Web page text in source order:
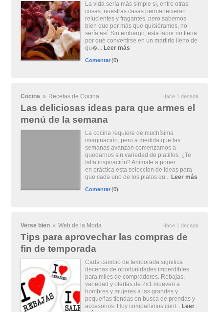
La vida sería más simple si, entre otras
cosas, nuestras casas permanecieran
relucientes y fragantes, pero sabemos
bien que por más que quisiéramos, no
sería así. Sin embargo, esta labor no tiene
por qué convertirse en un martirio lleno de
qu�... Leer más
Comentar(0)
Cocina » Recetas de Cocina Hace 1 decada
Las deliciosas ideas para que armes el
menú de la semana
La cocina requiere de muchísima
imaginación, pero a medida que las
semanas avanzan comenzamos a
quedarnos sin variedad de platillos. ¿Te
falta inspiración? Anímate a poner
en práctica esta selección de ideas para
que cada uno de los platos qu... Leer más
Comentar(0)
Verse bien » Web de la Moda Hace 1 decada
Tips para aprovechar las compras de
fin de temporada
Cada cambio de temporada significa
decenas de oportunidades imperdibles
para miles de compradores. Rebajas,
variedad y ofertas de 2x1 mueven a
hombres y mujeres a las grandes y
pequeñas tiendas en busca de prendas y
accesorios. Hoy compartimos cont... Leer